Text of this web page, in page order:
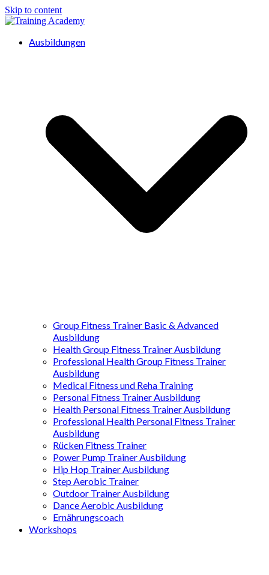
Skip to content
Ausbildungen
Group Fitness Trainer Basic & Advanced
Ausbildung
Health Group Fitness Trainer Ausbildung
Professional Health Group Fitness Trainer
Ausbildung
Medical Fitness und Reha Training
Personal Fitness Trainer Ausbildung
Health Personal Fitness Trainer Ausbildung
Professional Health Personal Fitness Trainer
Ausbildung
Rücken Fitness Trainer
Power Pump Trainer Ausbildung
Hip Hop Trainer Ausbildung
Step Aerobic Trainer
Outdoor Trainer Ausbildung
Dance Aerobic Ausbildung
Ernährungscoach
Workshops